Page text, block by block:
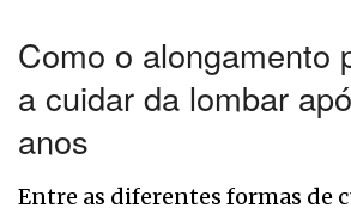
Como o alongamento
a cuidar da lombar
anos
Entre as diferentes formas de